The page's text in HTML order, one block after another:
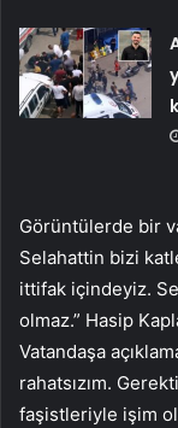
Görüntülerde bir
Selahattin bizi
ittifak içindeyiz.
olmaz.” Hasip
Vatandaşa
rahatsızım.
faşistleriyle işim